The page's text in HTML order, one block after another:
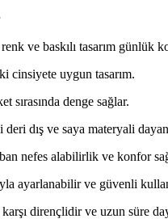
ve baskılı tasarım günlük
uygun tasarım.
sırasında denge sağlar.
dış ve saya materyali
nefes alabilirlik ve konfor
ayarlanabilir ve güvenli
dirençlidir ve uzun süre